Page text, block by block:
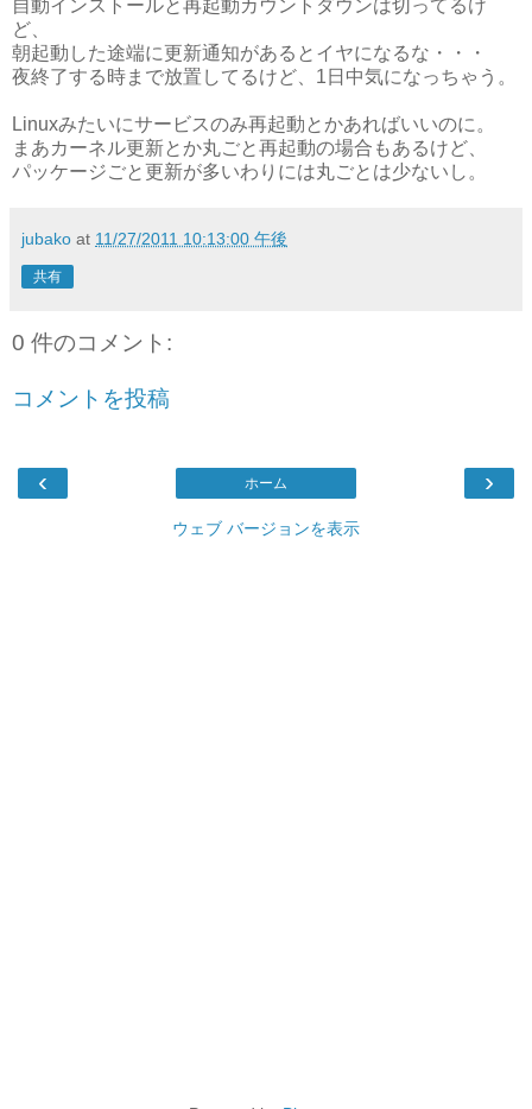
自動インストールと再起動カウントダウンは切ってるけ
ど、
朝起動した途端に更新通知があるとイヤになるな・・・
夜終了する時まで放置してるけど、1日中気になっちゃう。
Linuxみたいにサービスのみ再起動とかあればいいのに。
まあカーネル更新とか丸ごと再起動の場合もあるけど、
パッケージごと更新が多いわりには丸ごとは少ないし。
jubako at 11/27/2011 10:13:00 午後
共有
0 件のコメント:
コメントを投稿
‹ ›
ホーム
ウェブ バージョンを表示